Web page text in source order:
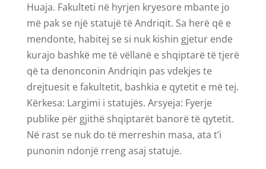
Huaja. Fakulteti në hyrjen kryesore mbante jo
më pak se një statujë të Andriqit. Sa herë që e
mendonte, habitej se si nuk kishin gjetur ende
kurajo bashkë me të vëllanë e shqiptarë të tjerë
që ta denonconin Andriqin pas vdekjes te
drejtuesit e fakultetit, bashkia e qytetit e më tej.
Kërkesa: Largimi i statujës. Arsyeja: Fyerje
publike për gjithë shqiptarët banorë të qytetit.
Në rast se nuk do të merreshin masa, ata t’i
punonin ndonjë rreng asaj statuje.